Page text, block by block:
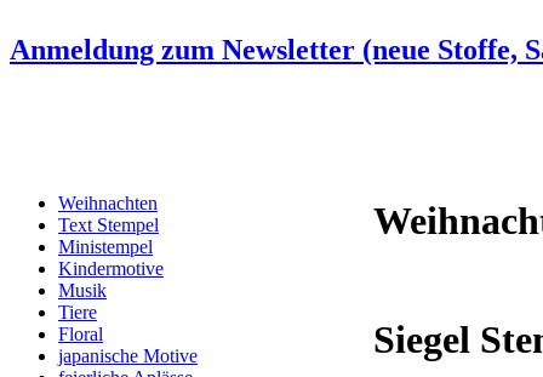
Anmeldung zum Newsletter (neue Stoffe,
Weihnachten
Text Stempel
Ministempel
Kindermotive
Musik
Tiere
Floral
japanische Motive
Siegel